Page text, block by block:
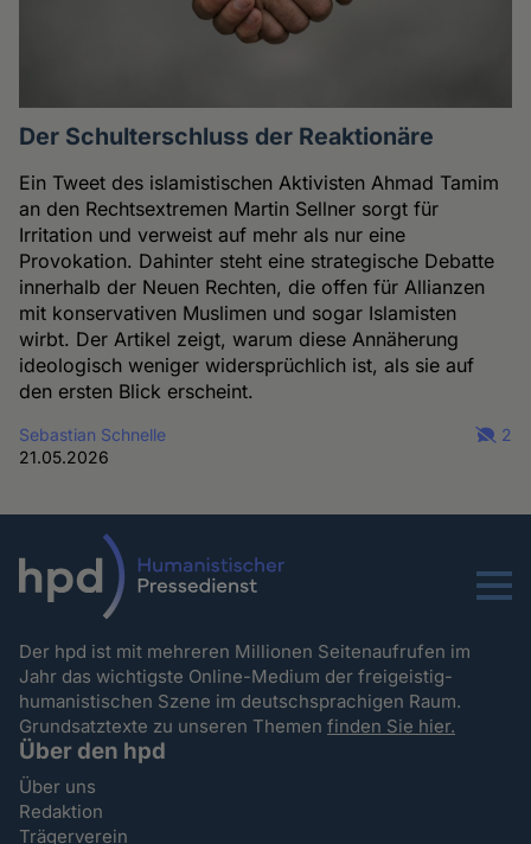
Der Schulterschluss der Reaktionäre
Ein Tweet des islamistischen Aktivisten Ahmad Tamim
an den Rechtsextremen Martin Sellner sorgt für
Irritation und verweist auf mehr als nur eine
Provokation. Dahinter steht eine strategische Debatte
innerhalb der Neuen Rechten, die offen für Allianzen
mit konservativen Muslimen und sogar Islamisten
wirbt. Der Artikel zeigt, warum diese Annäherung
ideologisch weniger widersprüchlich ist, als sie auf
den ersten Blick erscheint.
Sebastian Schnelle
21.05.2026
2
Menu
Der hpd ist mit mehreren Millionen Seitenaufrufen im
Jahr das wichtigste Online-Medium der freigeistig-
humanistischen Szene im deutschsprachigen Raum.
Grundsatztexte zu unseren Themenfinden Sie hier.
Über den hpd
Über uns
Redaktion
Trägerverein